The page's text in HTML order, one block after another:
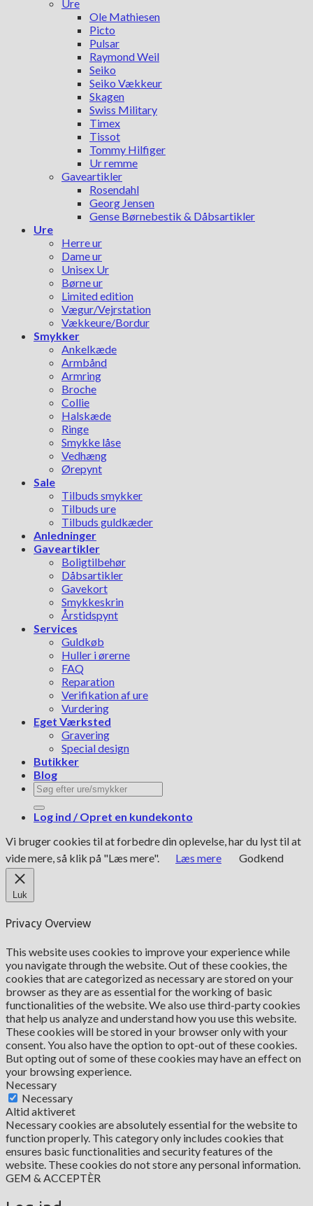
Ure
Ole Mathiesen
Picto
Pulsar
Raymond Weil
Seiko
Seiko Vækkeur
Skagen
Swiss Military
Timex
Tissot
Tommy Hilfiger
Ur remme
Gaveartikler
Rosendahl
Georg Jensen
Gense Børnebestik & Dåbsartikler
Ure
Herre ur
Dame ur
Unisex Ur
Børne ur
Limited edition
Vægur/Vejrstation
Vækkeure/Bordur
Smykker
Ankelkæde
Armbånd
Armring
Broche
Collie
Halskæde
Ringe
Smykke låse
Vedhæng
Ørepynt
Sale
Tilbuds smykker
Tilbuds ure
Tilbuds guldkæder
Anledninger
Gaveartikler
Boligtilbehør
Dåbsartikler
Gavekort
Smykkeskrin
Årstidspynt
Services
Guldkøb
Huller i ørerne
FAQ
Reparation
Verifikation af ure
Vurdering
Eget Værksted
Gravering
Special design
Butikker
Blog
Søg
efter:
Log ind / Opret en kundekonto
Vi bruger cookies til at forbedre din oplevelse, har du lyst til at
vide mere, så klik på "Læs mere".
Læs mere Godkend
Luk
Privacy Overview
This website uses cookies to improve your experience while
you navigate through the website. Out of these cookies, the
cookies that are categorized as necessary are stored on your
browser as they are as essential for the working of basic
functionalities of the website. We also use third-party cookies
that help us analyze and understand how you use this website.
These cookies will be stored in your browser only with your
consent. You also have the option to opt-out of these cookies.
But opting out of some of these cookies may have an effect on
your browsing experience.
Necessary
Necessary
Altid aktiveret
Necessary cookies are absolutely essential for the website to
function properly. This category only includes cookies that
ensures basic functionalities and security features of the
website. These cookies do not store any personal information.
GEM & ACCEPTÈR